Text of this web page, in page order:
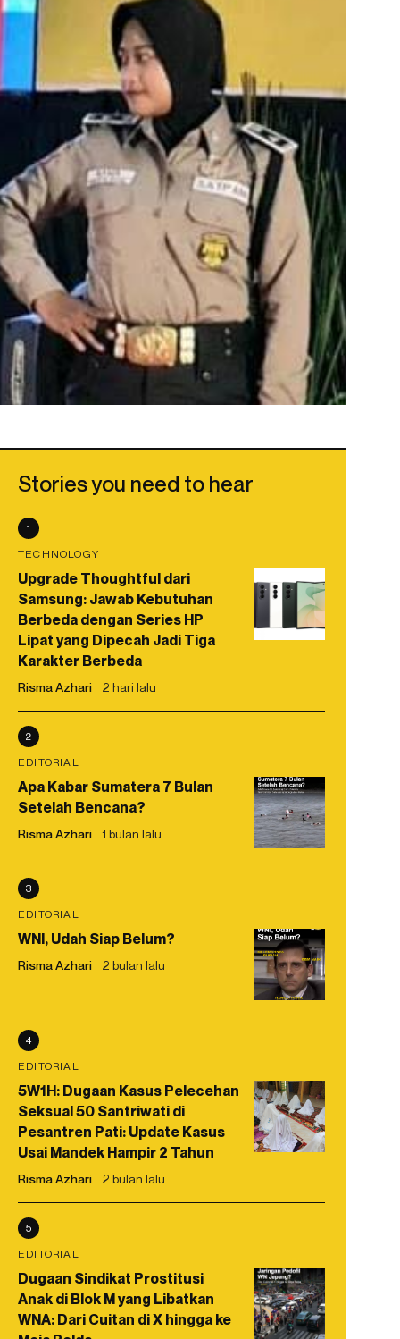
Stories you need to hear
1
TECHNOLOGY
Upgrade Thoughtful dari
Samsung: Jawab Kebutuhan
Berbeda dengan Series HP
Lipat yang Dipecah Jadi Tiga
Karakter Berbeda
Risma Azhari 2 hari lalu
2
EDITORIAL
Apa Kabar Sumatera 7 Bulan
Setelah Bencana?
Risma Azhari 1 bulan lalu
3
EDITORIAL
WNI, Udah Siap Belum?
Risma Azhari 2 bulan lalu
4
EDITORIAL
5W1H: Dugaan Kasus Pelecehan
Seksual 50 Santriwati di
Pesantren Pati: Update Kasus
Usai Mandek Hampir 2 Tahun
Risma Azhari 2 bulan lalu
5
EDITORIAL
Dugaan Sindikat Prostitusi
Anak di Blok M yang Libatkan
WNA: Dari Cuitan di X hingga ke